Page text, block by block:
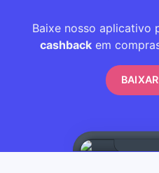
Baixe nosso aplicativo
cashbackem